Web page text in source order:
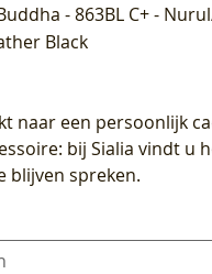
- 863BL C+ -
Black
naar een persoonlijk
bij Sialia vindt u
blijven spreken.